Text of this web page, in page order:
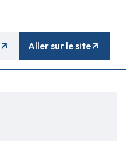
Aller sur le site